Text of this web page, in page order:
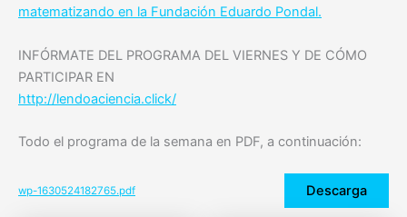
matematizando en la Fundación Eduardo Pondal.
INFÓRMATE DEL PROGRAMA DEL VIERNES Y DE CÓMO
PARTICIPAR EN
http://lendoaciencia.click/
Todo el programa de la semana en PDF, a continuación:
wp-1630524182765.pdf Descarga